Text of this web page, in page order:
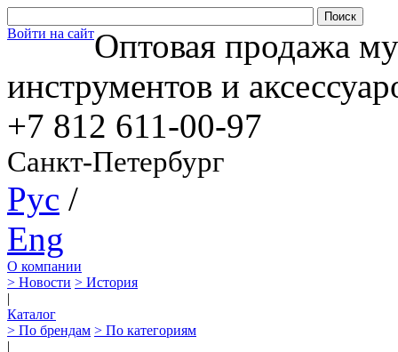
Войти на сайтОптовая продажа
инструментов и
+7 812 611-00-97
Санкт-Петербург
Рус /
Eng
О компании
> Новости > История
|
Каталог
> По брендам > По категориям
|